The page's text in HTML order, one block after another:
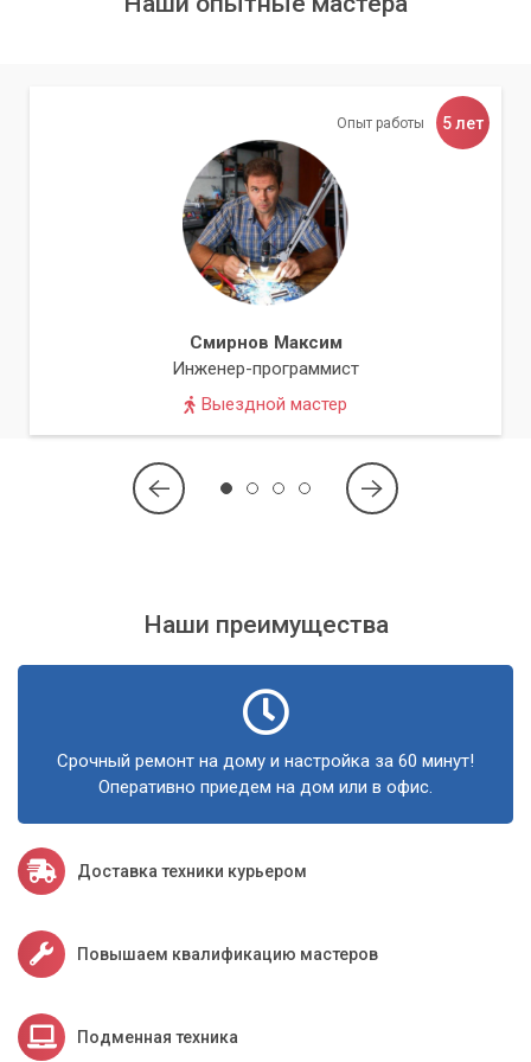
Опыт работы 5 лет
Смирнов Максим
Инженер-программист
Выездной мастер
Наши преимущества
Срочный ремонт на дому и настройка за 60 минут!
Оперативно приедем на дом или в офис.
Доставка техники курьером
Повышаем квалификацию мастеров
Подменная техника